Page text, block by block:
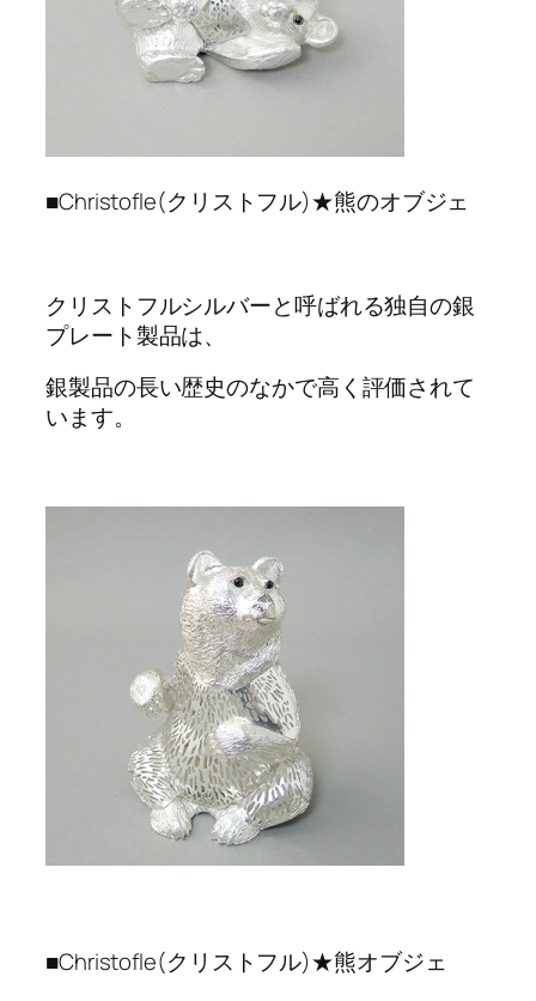
■Christofle(クリストフル)★熊のオブジェ
クリストフルシルバーと呼ばれる独自の銀
プレート製品は、
銀製品の長い歴史のなかで高く評価されて
います。
■Christofle(クリストフル)★熊オブジェ